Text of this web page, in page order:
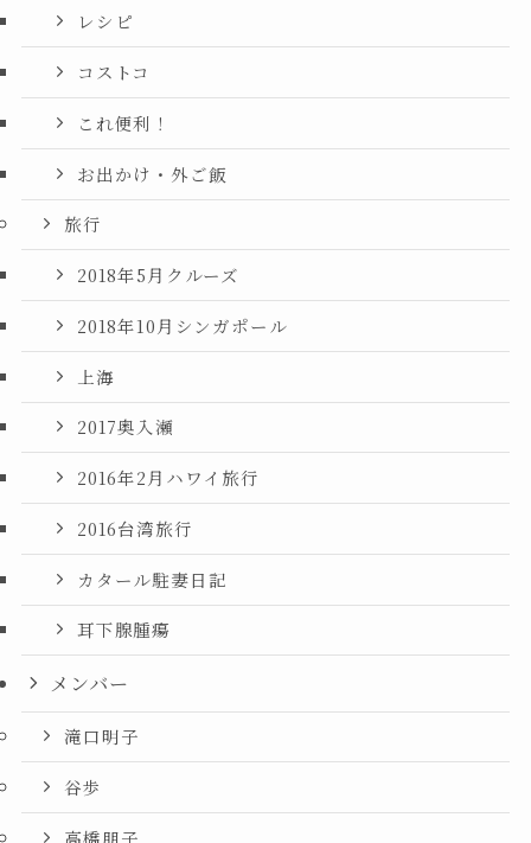
レシピ
コストコ
これ便利！
お出かけ・外ご飯
旅行
2018年5月クルーズ
2018年10月シンガポール
上海
2017奥入瀬
2016年2月ハワイ旅行
2016台湾旅行
カタール駐妻日記
耳下腺腫瘍
メンバー
滝口明子
谷歩
高橋朋子